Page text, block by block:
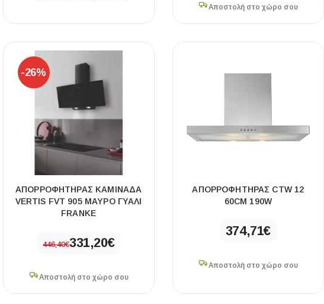
Αποστολή στο χώρο σου
-26%
ΑΠΟΡΡΟΦΗΤΗΡΑΣ ΚΑΜΙΝΑΔΑ
VERTIS FVT 905 ΜΑΥΡΟ ΓΥΑΛΙ
FRANKE
446,40€331,20€
Αποστολή στο χώρο σου
ΑΠΟΡΡΟΦΗΤΉΡΑΣ CTW 12
60CM 190W
374,71€
Αποστολή στο χώρο σου